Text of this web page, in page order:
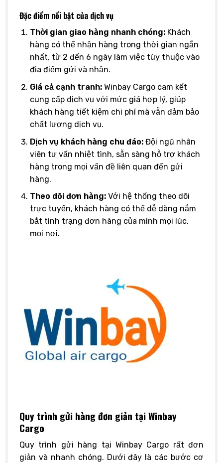
Đặc điểm nổi bật của dịch vụ
Thời gian giao hàng nhanh chóng:Khách
hàng có thể nhận hàng trong thời gian ngắn
nhất, từ 2 đến 6 ngày làm việc tùy thuộc vào
địa điểm gửi và nhận.
Giá cả cạnh tranh:Winbay Cargo cam kết
cung cấp dịch vụ với mức giá hợp lý, giúp
khách hàng tiết kiệm chi phí mà vẫn đảm bảo
chất lượng dịch vụ.
Dịch vụ khách hàng chu đáo:Đội ngũ nhân
viên tư vấn nhiệt tình, sẵn sàng hỗ trợ khách
hàng trong mọi vấn đề liên quan đến gửi
hàng.
Theo dõi đơn hàng:Với hệ thống theo dõi
trực tuyến, khách hàng có thể dễ dàng nắm
bắt tình trạng đơn hàng của mình mọi lúc,
mọi nơi.
Quy trình gửi hàng đơn giản tại Winbay
Cargo
Quy trình gửi hàng tại Winbay Cargo rất đơn
giản và nhanh chóng. Dưới đây là các bước cơ